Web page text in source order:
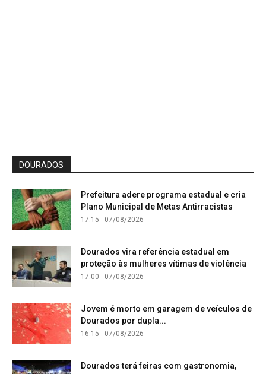
DOURADOS
Prefeitura adere programa estadual e cria
Plano Municipal de Metas Antirracistas
17:15 - 07/08/2026
Dourados vira referência estadual em
proteção às mulheres vítimas de violência
17:00 - 07/08/2026
Jovem é morto em garagem de veículos de
Dourados por dupla...
16:15 - 07/08/2026
Dourados terá feiras com gastronomia,